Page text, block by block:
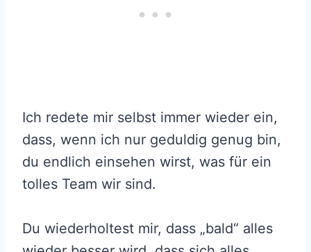
Ich redete mir selbst immer wieder ein,
dass, wenn ich nur geduldig genug bin,
du endlich einsehen wirst, was für ein
tolles Team wir sind.
Du wiederholtest mir, dass „bald“ alles